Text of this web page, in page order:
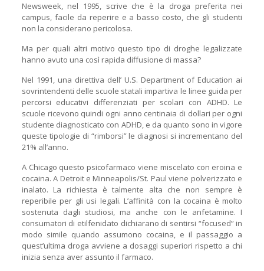
Newsweek, nel 1995, scrive che è la droga preferita nei
campus, facile da reperire e a basso costo, che gli studenti
non la considerano pericolosa.
Ma per quali altri motivo questo tipo di droghe legalizzate
hanno avuto una così rapida diffusione di massa?
Nel 1991, una direttiva dell’ U.S. Department of Education ai
sovrintendenti delle scuole statali impartiva le linee guida per
percorsi educativi differenziati per scolari con ADHD. Le
scuole ricevono quindi ogni anno centinaia di dollari per ogni
studente diagnosticato con ADHD, e da quanto sono in vigore
queste tipologie di “rimborsi” le diagnosi si incrementano del
21% all’anno.
A Chicago questo psicofarmaco viene miscelato con eroina e
cocaina. A Detroit e Minneapolis/St. Paul viene polverizzato e
inalato. La richiesta è talmente alta che non sempre è
reperibile per gli usi legali. L’affinità con la cocaina è molto
sostenuta dagli studiosi, ma anche con le anfetamine. I
consumatori di etilfenidato dichiarano di sentirsi “focused” in
modo simile quando assumono cocaina, e il passaggio a
quest’ultima droga avviene a dosaggi superiori rispetto a chi
inizia senza aver assunto il farmaco.